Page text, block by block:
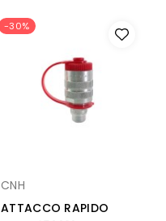
-30%
CNH
ATTACCO RAPIDO